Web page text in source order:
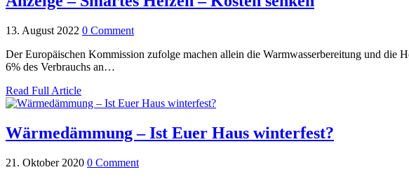
13. August 2022 0 Comment
Der Europäischen Kommission zufolge machen allein die Warmwasserbereitung und die
6% des Verbrauchs an…
Read Full Article
Wärmedämmung – Ist Euer Haus winterfest?
21. Oktober 2020 0 Comment